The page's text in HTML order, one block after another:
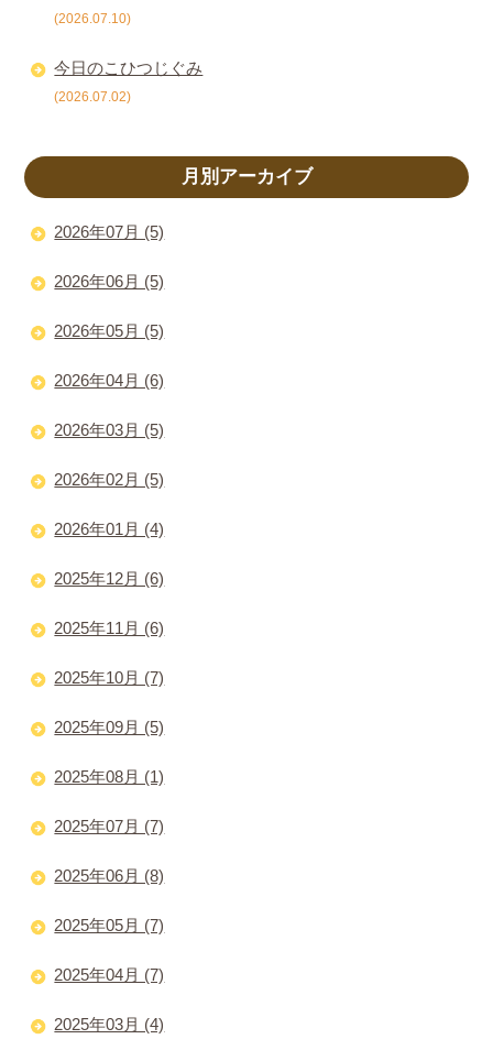
(2026.07.10)
今日のこひつじぐみ
(2026.07.02)
月別アーカイブ
2026年07月 (5)
2026年06月 (5)
2026年05月 (5)
2026年04月 (6)
2026年03月 (5)
2026年02月 (5)
2026年01月 (4)
2025年12月 (6)
2025年11月 (6)
2025年10月 (7)
2025年09月 (5)
2025年08月 (1)
2025年07月 (7)
2025年06月 (8)
2025年05月 (7)
2025年04月 (7)
2025年03月 (4)